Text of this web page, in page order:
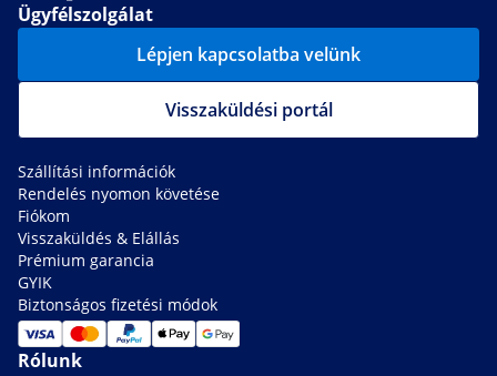
Ügyfélszolgálat
Lépjen kapcsolatba velünk
Visszaküldési portál
Szállítási információk
Rendelés nyomon követése
Fiókom
Visszaküldés & Elállás
Prémium garancia
GYIK
Biztonságos fizetési módok
Rólunk